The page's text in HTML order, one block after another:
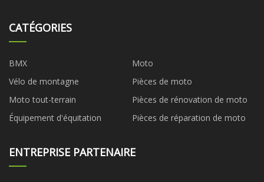
CATÉGORIES
BMX
Moto
Vélo de montagne
Pièces de moto
Moto tout-terrain
Pièces de rénovation de moto
Équipement d'équitation
Pièces de réparation de moto
ENTREPRISE PARTENAIRE